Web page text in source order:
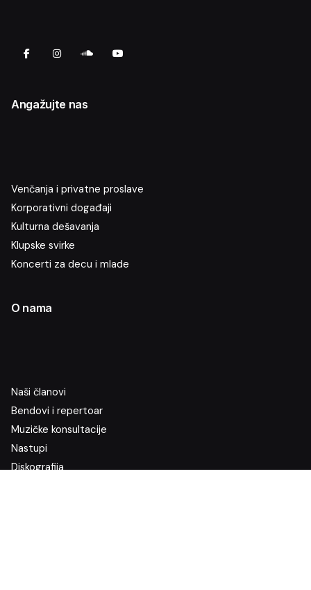
Angažujte nas
Venčanja i privatne proslave
Korporativni događaji
Kulturna dešavanja
Klupske svirke
Koncerti za decu i mlade
O nama
Naši članovi
Bendovi i repertoar
Muzičke konsultacije
Nastupi
Diskografija